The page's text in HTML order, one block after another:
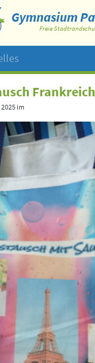
Gymnasium
Freie
Frankreich
2025im